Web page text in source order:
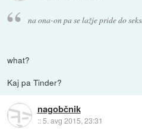
na ona-on pa se lažje pride do
what?
Kaj pa Tinder?
nagobčnik
::5. avg 2015, 23:31